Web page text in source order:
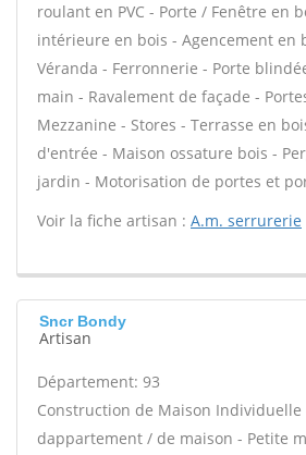
roulant en PVC - Porte / Fenêtre en
intérieure en bois - Agencement en
Véranda - Ferronnerie - Porte
main - Ravalement de façade -
Mezzanine - Stores - Terrasse en
d'entrée - Maison ossature bois -
jardin - Motorisation de portes et
Voir la fiche artisan : A.m. serrurerie
Sncr Bondy
Artisan
Département: 93
Construction de Maison Individuelle
dappartement / de maison - Petite